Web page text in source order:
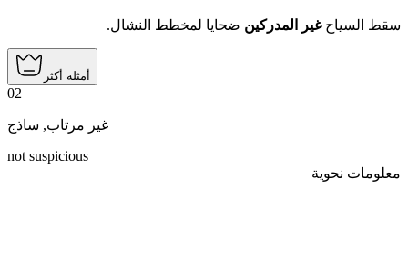
سقط السياحغير المدركين ضحايا لمخطط النشال.
أمثلة أكثر
02
غير مرتاب, ساذج
not suspicious
معلومات نحوية